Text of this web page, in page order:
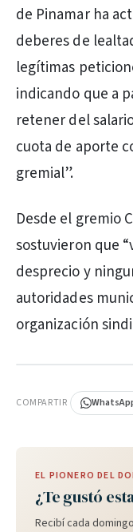
de Pinamar ha
deberes de
legítimas
indicando que a
retener del
cuota de aporte
gremial”.
Desde el gremio
sostuvieron que
desprecio y
autoridades
organización
COMPARTIR
EL PIONERO DEL
¿Te gustó
Recibí cada